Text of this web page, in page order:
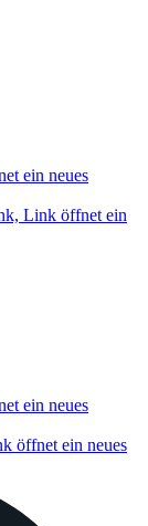
ein neues
Link öffnet ein
ein neues
öffnet ein neues